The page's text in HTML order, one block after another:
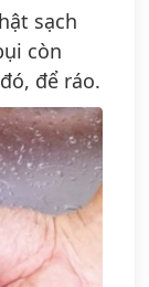
sạch
còn
để ráo.